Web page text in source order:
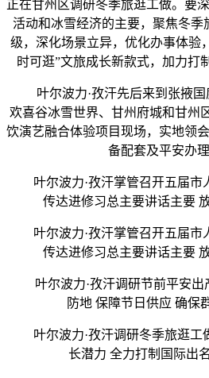
正在甘州区调研冬季旅逛工做。要
活动和冰雪经济的主要，聚焦冬季
级，深化场景立异，优化办事体验
时可逛”文旅成长新款式，加力打
叶尔波力·孜汗先后来到张掖国
欢喜谷冰雪世界、甘州府城和甘州
饮演艺融合体验项目现场，实地领
备配套及平安办理
叶尔波力·孜汗掌管召开五届市
传达进修习总主要讲话主要
叶尔波力·孜汗掌管召开五届市
传达进修习总主要讲话主要
叶尔波力·孜汗调研节前平安出
防地 保障节日供应 确保
叶尔波力·孜汗调研冬季旅逛工
长潜力 全力打制国际出